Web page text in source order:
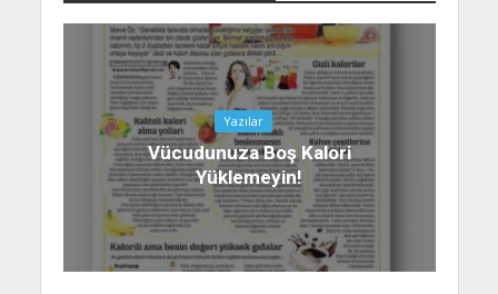
Yazılar
Vücudunuza Boş Kalori
Yüklemeyin!